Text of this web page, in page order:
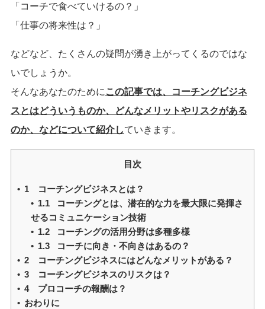
「コーチで食べていけるの？」
「仕事の将来性は？」
などなど、たくさんの疑問が湧き上がってくるのではな
いでしょうか。
そんなあなたのために この記事では、コーチングビジネ
スとはどういうものか、どんなメリットやリスクがある
のか、などについて紹介していきます。
目次
1 コーチングビジネスとは？
1.1 コーチングとは、潜在的な力を最大限に発揮さ
せるコミュニケーション技術
1.2 コーチングの活用分野は多種多様
1.3 コーチに向き・不向きはあるの？
2 コーチングビジネスにはどんなメリットがある？
3 コーチングビジネスのリスクは？
4 プロコーチの報酬は？
おわりに